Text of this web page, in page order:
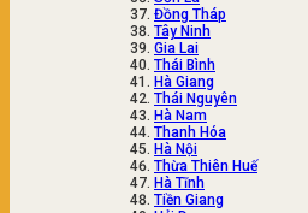
Đồng Tháp
Tây Ninh
Gia Lai
Thái Bình
Hà Giang
Thái Nguyên
Hà Nam
Thanh Hóa
Hà Nội
Thừa Thiên Huế
Hà Tĩnh
Tiền Giang